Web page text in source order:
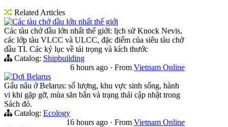
Related Articles
Các tàu chở dầu lớn nhất thế giới
Các tàu chở dầu lớn nhất thế giới: lịch sử Knock Nevis,
các lớp tàu VLCC và ULCC, đặc điểm của siêu tàu chở
dầu TI. Các kỷ lục về tải trọng và kích thước
Catalog: Shipbuilding
6 hours ago · From Vietnam Online
Dơi Belarus
Gấu nâu ở Belarus: số lượng, khu vực sinh sống, hành
vi khi gặp gỡ, mùa săn bắn và trạng thái cập nhật trong
Sách đỏ.
Catalog: Ecology
16 hours ago · From Vietnam Online